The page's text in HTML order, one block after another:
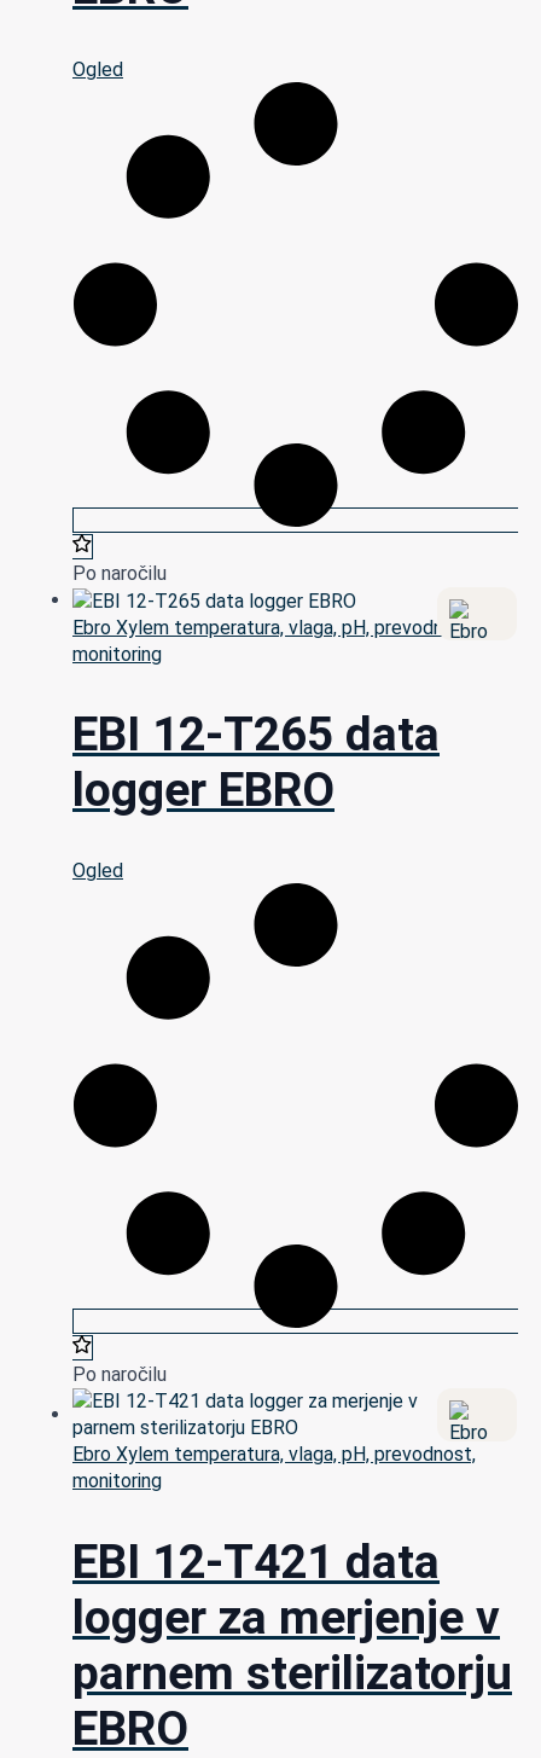
Ogled
Po naročilu
Ebro Xylem temperatura, vlaga, pH, prevodnost,
monitoring
EBI 12-T265 data
logger EBRO
Ogled
Po naročilu
Ebro Xylem temperatura, vlaga, pH, prevodnost,
monitoring
EBI 12-T421 data
logger za merjenje v
parnem sterilizatorju
EBRO